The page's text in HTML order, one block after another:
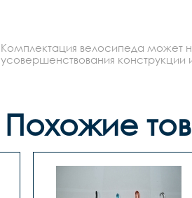
Комплектация велосипеда может
усовершенствования конструкции
Похожие